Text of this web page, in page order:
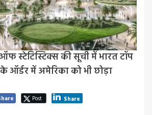
स्टेटिस्टिक्स की सूची में भारत टॉप
ऑर्डर में अमेरिका को भी छोड़ा
Post Share